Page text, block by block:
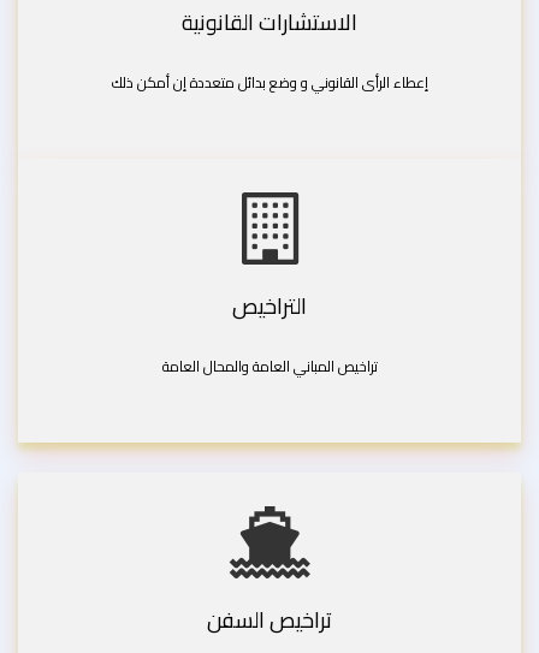
الاستشارات القانونية
إعطاء الرأى القانوني و وضع بدائل متعددة إن أمكن ذلك
التراخيص
تراخيص المباني العامة والمحال العامة
تراخيص السفن